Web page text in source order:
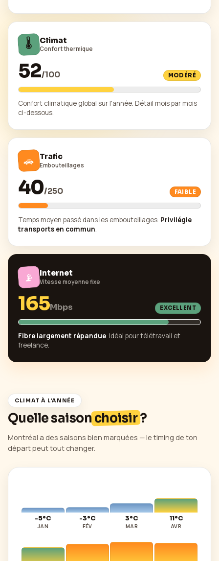
🌡️ Climat
Confort thermique
52/100 MODÉRÉ
Confort climatique global sur l'année. Détail mois par mois
ci-dessous.
🚗 Trafic
Embouteillages
40/250 FAIBLE
Temps moyen passé dans les embouteillages. Privilégie
transports en commun.
📡 Internet
Vitesse moyenne fixe
165Mbps EXCELLENT
Fibre largement répandue. Idéal pour télétravail et
freelance.
CLIMAT À L'ANNÉE
Quelle saisonchoisir?
Montréal a des saisons bien marquées — le timing de ton
départ peut tout changer.
-5°C
JAN
-3°C
FÉV
3°C
MAR
11°C
AVR